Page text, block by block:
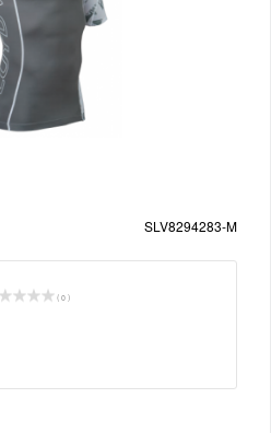
SLV8294283-M
( 0 )